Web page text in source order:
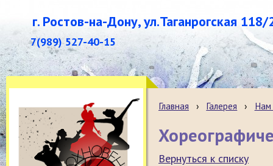
г. Ростов-на-Дону, ул.Таганрогская 118/
7(989) 527-40-15
Главная › Галерея › Нам
Вернуться к списку